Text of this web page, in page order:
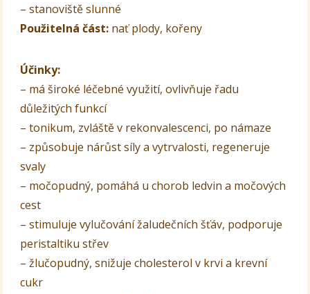
– stanoviště slunné
Použitelná část: nať plody, kořeny
Účinky:
– má široké léčebné využití, ovlivňuje řadu
důležitých funkcí
– tonikum, zvláště v rekonvalescenci, po námaze
– způsobuje nárůst síly a vytrvalosti, regeneruje
svaly
– močopudný, pomáhá u chorob ledvin a močových
cest
– stimuluje vylučování žaludečních šťáv, podporuje
peristaltiku střev
– žlučopudný, snižuje cholesterol v krvi a krevní
cukr